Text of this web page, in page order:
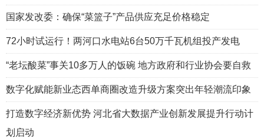
国家发改委：确保“菜篮子”产品供应充足价格稳定
72小时试运行！两河口水电站6台50万千瓦机组投产发电
“老坛酸菜”事关10多万人的饭碗 地方政府和行业协会要自救
数字化赋能新业态西单商圈改造升级方案突出年轻潮流印象
打造数字经济新优势 河北省大数据产业创新发展提升行动计
划启动